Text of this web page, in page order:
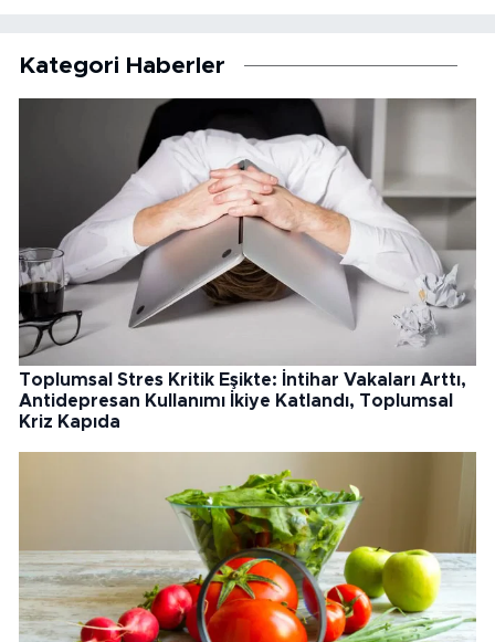
Kategori Haberler
Toplumsal Stres Kritik Eşikte: İntihar Vakaları Arttı,
Antidepresan Kullanımı İkiye Katlandı, Toplumsal
Kriz Kapıda